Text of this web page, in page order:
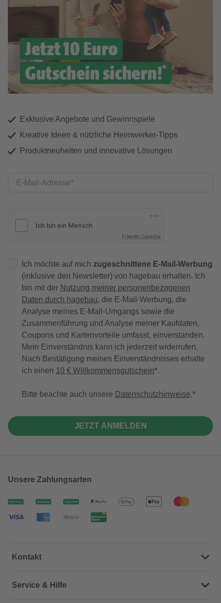
Exklusive Angebote und Gewinnspiele
Kreative Ideen & nützliche Heimwerker-Tipps
Produktneuheiten und innovative Lösungen
E-Mail-Adresse
Friendly Captcha
Ich möchte auf mich zugeschnittene E-Mail-Werbung
(inklusive den Newsletter) von hagebau erhalten. Ich
bin mit der Nutzung meiner personenbezogenen
Daten durch hagebau, die E-Mail-Werbung, die
Analyse meines E-Mail-Umgangs sowie die
Zusammenführung und Analyse meiner Kaufdaten,
Coupons und Kartenvorteile umfasst, einverstanden.
Mein Einverständnis kann ich jederzeit widerrufen.
Nach Bestätigung meines Einverständnisses erhalte
ich einen 10 € Willkommensgutschein*.
Bitte beachte auch unsere Datenschutzhinweise.
JETZT ANMELDEN
Unsere Zahlungsarten
Kontakt
Dein Kontakt zu uns
Service & Hilfe